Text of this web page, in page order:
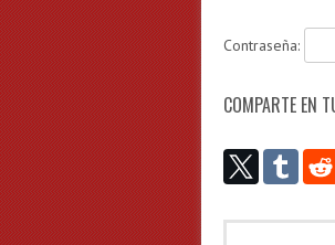
Contraseña:
COMPARTE EN